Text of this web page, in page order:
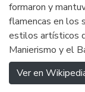
formaron y
flamencas en los
estilos artísticos
Manierismo y el
Ver en